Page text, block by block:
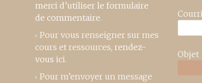
merci d’utiliser le formulaire
de commentaire.
Pour vous renseigner sur mes
cours et ressources, rendez-
vous ici.
Pour m’envoyer un message
Objet